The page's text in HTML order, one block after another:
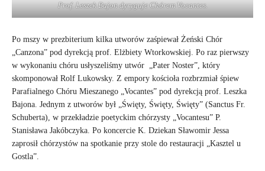
Prof. Leszek Bajon dyryguje Chórem Vocantes.
Po mszy w prezbiterium kilka utworów zaśpiewał Żeński Chór
„Canzona” pod dyrekcją prof. Elżbiety Wtorkowskiej. Po raz pierwszy
w wykonaniu chóru usłyszeliśmy utwór „Pater Noster”, który
skomponował Rolf Lukowsky. Z empory kościoła rozbrzmiał śpiew
Parafialnego Chóru Mieszanego „Vocantes” pod dyrekcją prof. Leszka
Bajona. Jednym z utworów był „Święty, Święty, Święty” (Sanctus Fr.
Schuberta), w przekładzie poetyckim chórzysty „Vocantesu” P.
Stanisława Jakóbczyka. Po koncercie K. Dziekan Sławomir Jessa
zaprosił chórzystów na spotkanie przy stole do restauracji „Kasztel u
Gostla”.